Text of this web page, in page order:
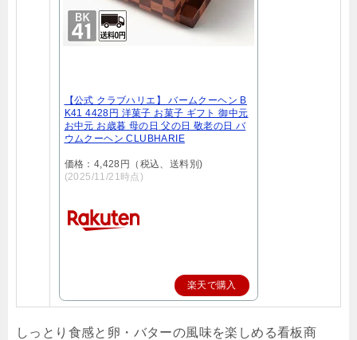
【公式 クラブハリエ】 バームクーヘン B
K41 4428円 洋菓子 お菓子 ギフト 御中元
お中元 お歳暮 母の日 父の日 敬老の日 バ
ウムクーヘン CLUBHARIE
価格：4,428円（税込、送料別)
(2025/11/21時点)
楽天で購入
しっとり食感と卵・バターの風味を楽しめる看板商